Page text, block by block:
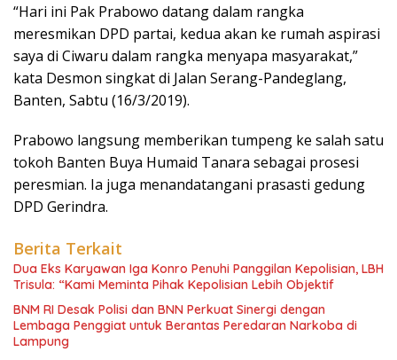
“Hari ini Pak Prabowo datang dalam rangka
meresmikan DPD partai, kedua akan ke rumah aspirasi
saya di Ciwaru dalam rangka menyapa masyarakat,”
kata Desmon singkat di Jalan Serang-Pandeglang,
Banten, Sabtu (16/3/2019).
Prabowo langsung memberikan tumpeng ke salah satu
tokoh Banten Buya Humaid Tanara sebagai prosesi
peresmian. Ia juga menandatangani prasasti gedung
DPD Gerindra.
Berita Terkait
Dua Eks Karyawan Iga Konro Penuhi Panggilan Kepolisian, LBH
Trisula: “Kami Meminta Pihak Kepolisian Lebih Objektif
BNM RI Desak Polisi dan BNN Perkuat Sinergi dengan
Lembaga Penggiat untuk Berantas Peredaran Narkoba di
Lampung